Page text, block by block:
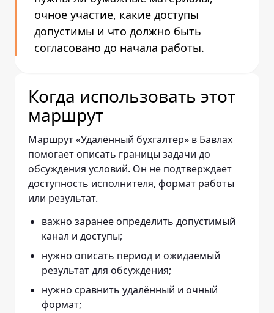
очное участие, какие доступы
допустимы и что должно быть
согласовано до начала работы.
Когда использовать этот
маршрут
Маршрут «Удалённый бухгалтер» в Бавлах
помогает описать границы задачи до
обсуждения условий. Он не подтверждает
доступность исполнителя, формат работы
или результат.
важно заранее определить допустимый
канал и доступы;
нужно описать период и ожидаемый
результат для обсуждения;
нужно сравнить удалённый и очный
формат;